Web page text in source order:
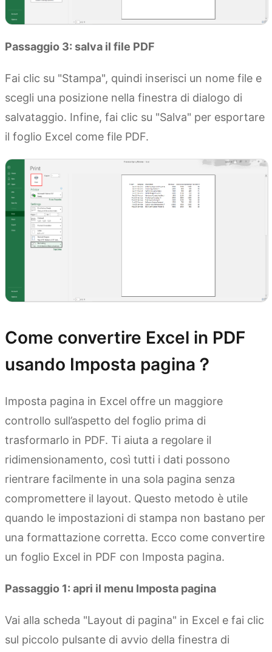
Passaggio 3: salva il file PDF
Fai clic su "Stampa", quindi inserisci un nome file e
scegli una posizione nella finestra di dialogo di
salvataggio. Infine, fai clic su "Salva" per esportare
il foglio Excel come file PDF.
Come convertire Excel in PDF
usando Imposta pagina？
Imposta pagina in Excel offre un maggiore
controllo sull’aspetto del foglio prima di
trasformarlo in PDF. Ti aiuta a regolare il
ridimensionamento, così tutti i dati possono
rientrare facilmente in una sola pagina senza
compromettere il layout. Questo metodo è utile
quando le impostazioni di stampa non bastano per
una formattazione corretta. Ecco come convertire
un foglio Excel in PDF con Imposta pagina.
Passaggio 1: apri il menu Imposta pagina
Vai alla scheda "Layout di pagina" in Excel e fai clic
sul piccolo pulsante di avvio della finestra di